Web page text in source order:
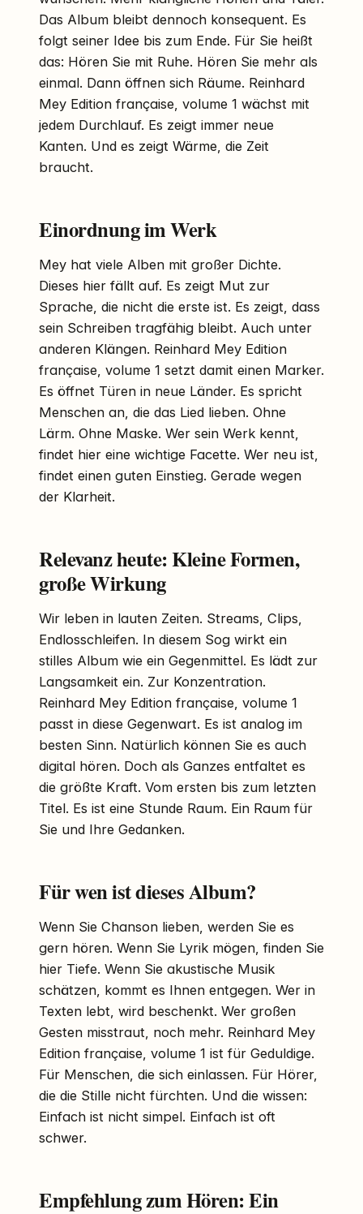
Das Album bleibt dennoch konsequent. Es
folgt seiner Idee bis zum Ende. Für Sie heißt
das: Hören Sie mit Ruhe. Hören Sie mehr als
einmal. Dann öffnen sich Räume. Reinhard
Mey Edition française, volume 1 wächst mit
jedem Durchlauf. Es zeigt immer neue
Kanten. Und es zeigt Wärme, die Zeit
braucht.
Einordnung im Werk
Mey hat viele Alben mit großer Dichte.
Dieses hier fällt auf. Es zeigt Mut zur
Sprache, die nicht die erste ist. Es zeigt, dass
sein Schreiben tragfähig bleibt. Auch unter
anderen Klängen. Reinhard Mey Edition
française, volume 1 setzt damit einen Marker.
Es öffnet Türen in neue Länder. Es spricht
Menschen an, die das Lied lieben. Ohne
Lärm. Ohne Maske. Wer sein Werk kennt,
findet hier eine wichtige Facette. Wer neu ist,
findet einen guten Einstieg. Gerade wegen
der Klarheit.
Relevanz heute: Kleine Formen,
große Wirkung
Wir leben in lauten Zeiten. Streams, Clips,
Endlosschleifen. In diesem Sog wirkt ein
stilles Album wie ein Gegenmittel. Es lädt zur
Langsamkeit ein. Zur Konzentration.
Reinhard Mey Edition française, volume 1
passt in diese Gegenwart. Es ist analog im
besten Sinn. Natürlich können Sie es auch
digital hören. Doch als Ganzes entfaltet es
die größte Kraft. Vom ersten bis zum letzten
Titel. Es ist eine Stunde Raum. Ein Raum für
Sie und Ihre Gedanken.
Für wen ist dieses Album?
Wenn Sie Chanson lieben, werden Sie es
gern hören. Wenn Sie Lyrik mögen, finden Sie
hier Tiefe. Wenn Sie akustische Musik
schätzen, kommt es Ihnen entgegen. Wer in
Texten lebt, wird beschenkt. Wer großen
Gesten misstraut, noch mehr. Reinhard Mey
Edition française, volume 1 ist für Geduldige.
Für Menschen, die sich einlassen. Für Hörer,
die die Stille nicht fürchten. Und die wissen:
Einfach ist nicht simpel. Einfach ist oft
schwer.
Empfehlung zum Hören: Ein